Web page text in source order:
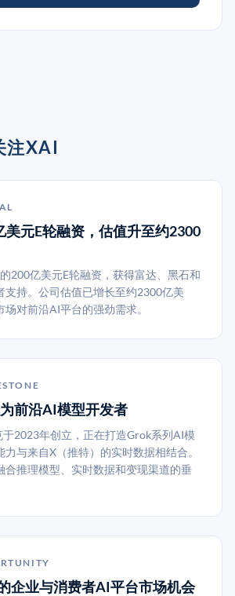
注XAI
元E轮融资，估值升至约2300
200亿美元E轮融资，获得富达、黑石和
支持。公司估值已增长至约2300亿美
对前沿AI平台的强劲需求。
前沿AI模型开发者
于2023年创立，正在打造Grok系列AI模
与来自X（推特）的实时数据相结合。
合推理模型、实时数据和变现渠道的垂
企业与消费者AI平台市场机会